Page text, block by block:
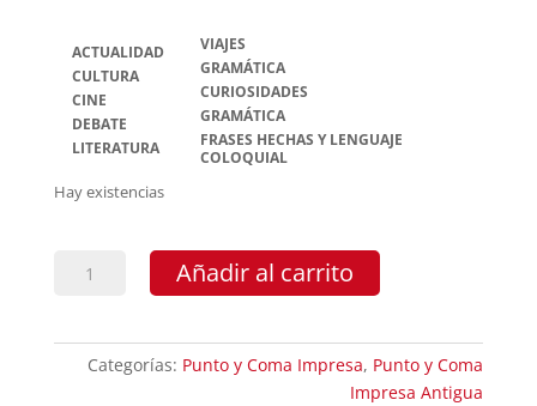
ACTUALIDAD
CULTURA
CINE
DEBATE
LITERATURA
VIAJES
GRAMÁTICA
CURIOSIDADES
GRAMÁTICA
FRASES HECHAS Y LENGUAJE
COLOQUIAL
Hay existencias
Punto
42
cantidad
Añadir al carrito
Categorías: Punto y Coma Impresa, Punto y Coma
Impresa Antigua